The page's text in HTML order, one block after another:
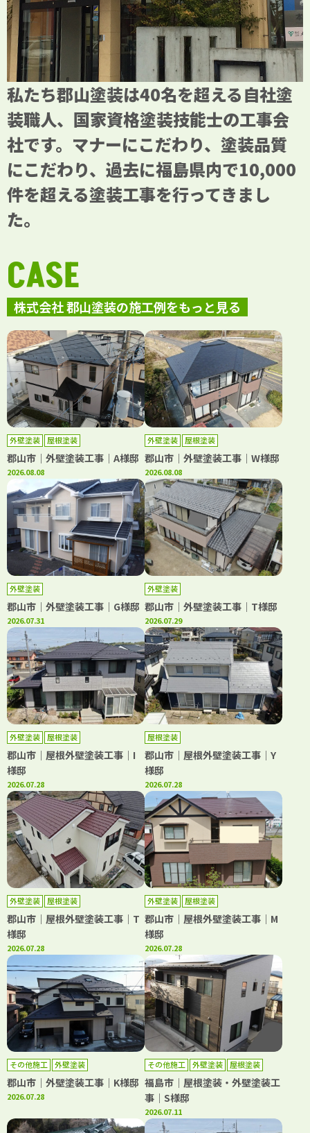
私たち郡山塗装は40名を超える自社塗
装職人、国家資格塗装技能士の工事会
社です。マナーにこだわり、塗装品質
にこだわり、過去に福島県内で10,000
件を超える塗装工事を行ってきまし
た。
株式会社 郡山塗装の施工例をもっと見る
CASE
外壁塗装 屋根塗装
郡山市｜外壁塗装工事｜A様邸
2026.08.08
外壁塗装 屋根塗装
郡山市｜外壁塗装工事｜W様邸
2026.08.08
外壁塗装
郡山市｜外壁塗装工事｜G様邸
2026.07.31
外壁塗装
郡山市｜外壁塗装工事｜T様邸
2026.07.29
外壁塗装 屋根塗装
郡山市｜屋根外壁塗装工事｜I
様邸
2026.07.28
屋根塗装
郡山市｜屋根外壁塗装工事｜Y
様邸
2026.07.28
外壁塗装 屋根塗装
郡山市｜屋根外壁塗装工事｜T
様邸
2026.07.28
外壁塗装 屋根塗装
郡山市｜屋根外壁塗装工事｜M
様邸
2026.07.28
その他施工 外壁塗装
郡山市｜外壁塗装工事｜K様邸
2026.07.28
その他施工 外壁塗装 屋根塗装
福島市｜屋根塗装・外壁塗装工
事｜S様邸
2026.07.11